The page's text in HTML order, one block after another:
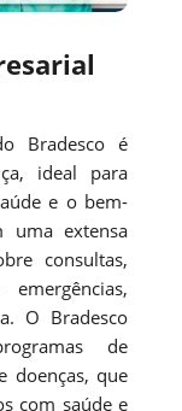
Bradesco é
ideal para
e o bem-
uma extensa
consultas,
O Bradesco
de
doenças, que
com saúde e